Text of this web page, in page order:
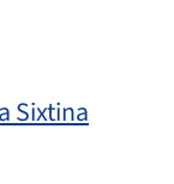
Sixtina